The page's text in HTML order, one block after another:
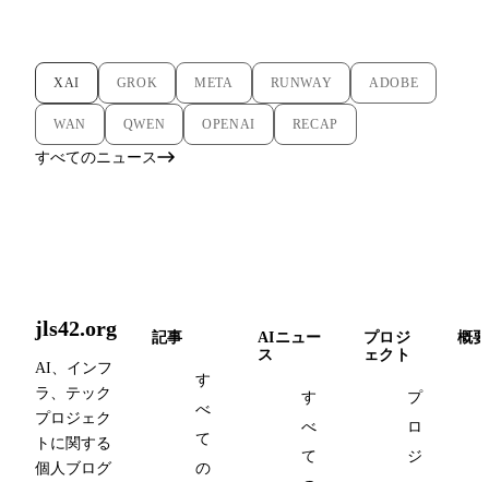
XAI GROK META RUNWAY ADOBE
WAN QWEN OPENAI RECAP
すべてのニュース
jls42.org
AI、インフ
ラ、テック
プロジェク
トに関する
個人ブログ
記事
す
べ
て
の
AIニュー
ス
す
べ
て
プロジ
ェクト
プ
ロ
ジ
概要